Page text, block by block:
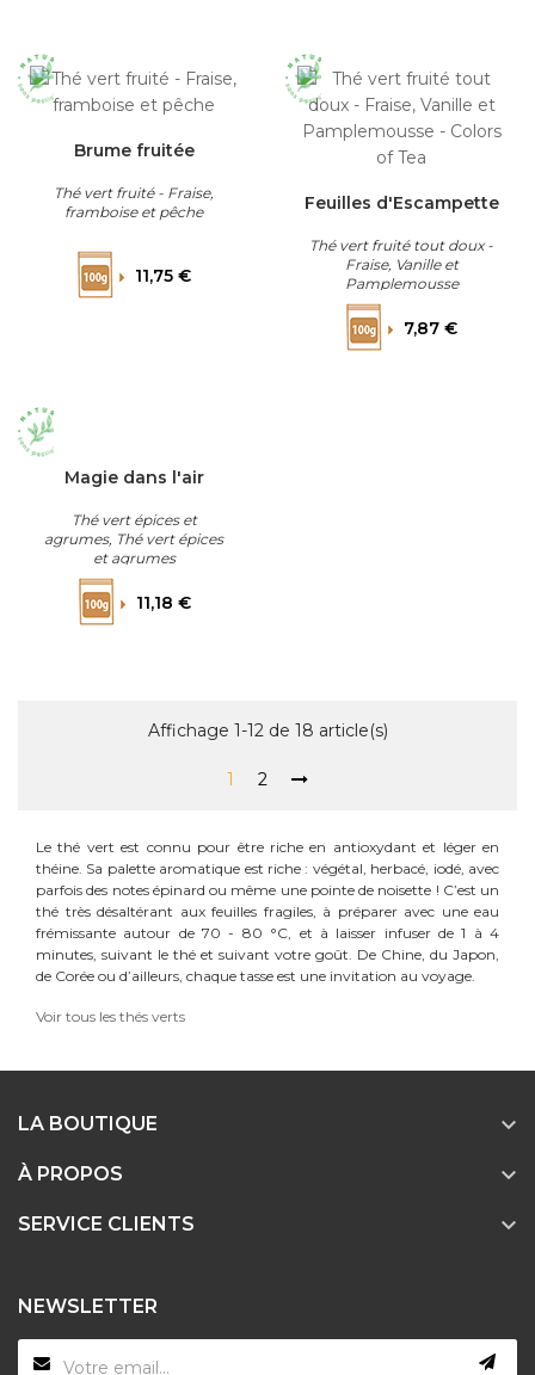
Brume fruitée
Thé vert fruité - Fraise,
framboise et pêche
Prix
11,75 €
Feuilles d'Escampette
Thé vert fruité tout doux -
Fraise, Vanille et
Pamplemousse
Prix
7,87 €
Magie dans l'air
Thé vert épices et
agrumes, Thé vert épices
et agrumes
Prix
11,18 €
Affichage 1-12 de 18 article(s)
1 2
Le thé vert est connu pour être riche en antioxydant et léger en
théine. Sa palette aromatique est riche : végétal, herbacé, iodé, avec
parfois des notes épinard ou même une pointe de noisette ! C’est un
thé très désaltérant aux feuilles fragiles, à préparer avec une eau
frémissante autour de 70 - 80 °C, et à laisser infuser de 1 à 4
minutes, suivant le thé et suivant votre goût. De Chine, du Japon,
de Corée ou d’ailleurs, chaque tasse est une invitation au voyage.
Voir tous les thés verts
LA BOUTIQUE 
À PROPOS 
SERVICE CLIENTS 
NEWSLETTER